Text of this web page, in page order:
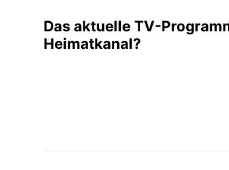
Das aktuelle TV-
Heimatkanal?